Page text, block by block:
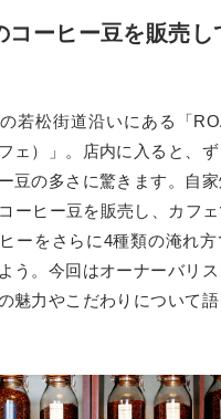
コーヒー豆を販売し
若松街道沿いにある「
ェ）」。店内に入ると、
豆の多さに驚きます。自
ーヒー豆を販売し、カフ
ーをさらに4種類の淹れ方
う。今回はオーナーバリ
魅力やこだわりについて